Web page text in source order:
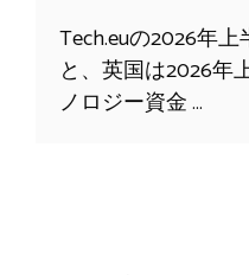
Tech.euの2026年
と、英国は2026年
ノロジー資金 …